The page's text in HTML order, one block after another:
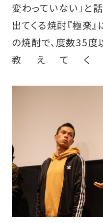
変わっていない」と
出てくる焼酎『極楽
の焼酎で、度数35度
教えてく